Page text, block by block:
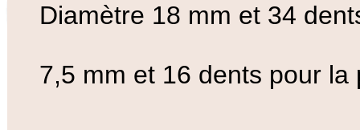
Diamètre 18 mm et 34
7,5 mm et 16 dents pour la